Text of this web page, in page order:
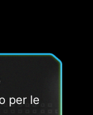
per le